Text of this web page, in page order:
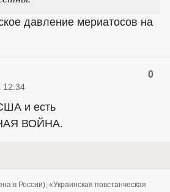
давление мериатосов на
0
12:34
и есть
ВОЙНА.
в России), «Украинская повстанческая